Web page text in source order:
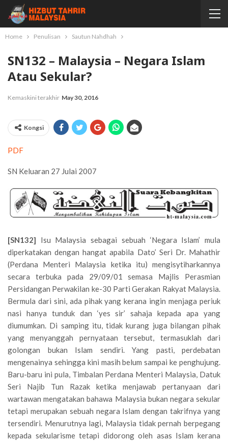
Home Penulisan Sautun Nahdhah
SN132 – Malaysia – Negara Islam
Atau Sekular?
Kemaskini terakhir May 30, 2016
Kongsi
PDF
SN Keluaran 27 Julai 2007
[SN132] Isu Malaysia sebagai sebuah ‘Negara Islam’ mula
diperkatakan dengan hangat apabila Dato’ Seri Dr. Mahathir
(Perdana Menteri Malaysia ketika itu) mengisytiharkannya
secara terbuka pada 29/09/01 semasa Majlis Perasmian
Persidangan Perwakilan ke-30 Parti Gerakan Rakyat Malaysia.
Bermula dari sini, ada pihak yang kerana ingin menjaga periuk
nasi hanya tunduk dan ‘yes sir’ sahaja kepada apa yang
diumumkan. Di samping itu, tidak kurang juga bilangan pihak
yang menyanggah pernyataan tersebut, termasuklah dari
golongan bukan Islam sendiri. Yang pasti, perdebatan
mengenainya sehingga kini masih belum sampai ke penghujung.
Baru-baru ini pula, Timbalan Perdana Menteri Malaysia, Datuk
Seri Najib Tun Razak ketika menjawab pertanyaan dari
wartawan mengatakan bahawa Malaysia bukan negara sekular
tetapi merupakan sebuah negara Islam dengan takrifnya yang
tersendiri. Menurutnya lagi, Malaysia tidak pernah berpegang
kepada sekularisme tetapi didorong oleh asas Islam kerana